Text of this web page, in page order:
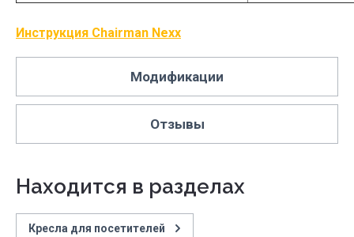
Инструкция Chairman Nexx
Модификации
Отзывы
Находится в разделах
Кресла для посетителей